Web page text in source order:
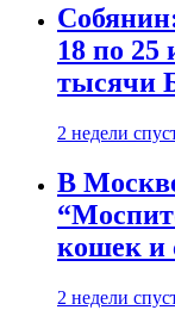
18 по 25
тысячи
2 недели
В
кошек и
2 недели